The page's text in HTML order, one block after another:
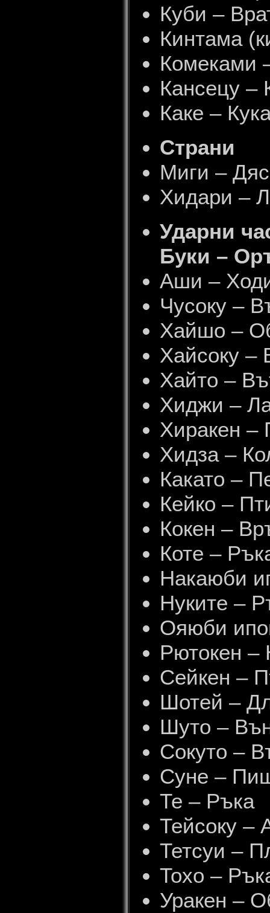
Куби –
Кинтама
Комеками
Кансецу –
Каке –
Страни
Миги –
Хидари –
Ударни
Буки –
Аши –
Чусоку –
Хайшо –
Хайсоку –
Хайто –
Хиджи –
Хиракен –
Хидза –
Какато –
Кейко –
Кокен –
Коте –
Накаюби
Нуките –
Ояюби
Рютокен –
Сейкен –
Шотей –
Шуто –
Сокуто –
Суне –
Те – Ръка
Тейсоку –
Тетсуи –
Тохо –
Уракен –